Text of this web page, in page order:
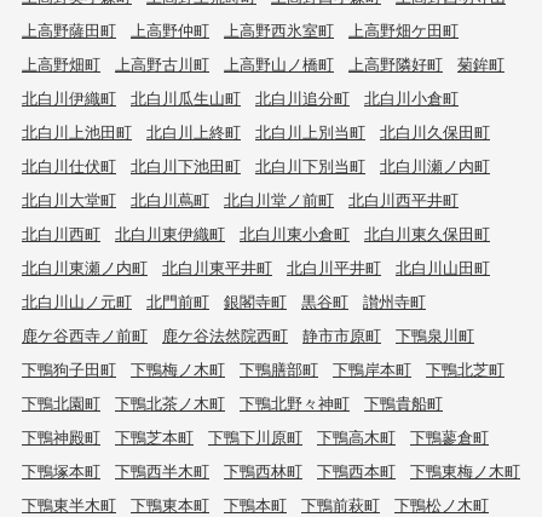
上高野薩田町
上高野仲町 上高野西氷室町
上高野畑ケ田町
上高野畑町
上高野古川町 上高野山ノ橋町 上高野隣好町
菊鉾町
北白川伊織町
北白川瓜生山町 北白川追分町
北白川小倉町
北白川上池田町
北白川上終町 北白川上別当町
北白川久保田町
北白川仕伏町
北白川下池田町 北白川下別当町
北白川瀬ノ内町
北白川大堂町
北白川蔦町 北白川堂ノ前町
北白川西平井町
北白川西町
北白川東伊織町 北白川東小倉町
北白川東久保田町
北白川東瀬ノ内町
北白川東平井町 北白川平井町
北白川山田町
北白川山ノ元町
北門前町 銀閣寺町 黒谷町
讃州寺町
鹿ケ谷西寺ノ前町
鹿ケ谷法然院西町 静市市原町
下鴨泉川町
下鴨狗子田町
下鴨梅ノ木町 下鴨膳部町 下鴨岸本町
下鴨北芝町
下鴨北園町
下鴨北茶ノ木町 下鴨北野々神町
下鴨貴船町
下鴨神殿町
下鴨芝本町 下鴨下川原町 下鴨高木町
下鴨蓼倉町
下鴨塚本町
下鴨西半木町 下鴨西林町 下鴨西本町
下鴨東梅ノ木町
下鴨東半木町
下鴨東本町 下鴨本町 下鴨前萩町
下鴨松ノ木町